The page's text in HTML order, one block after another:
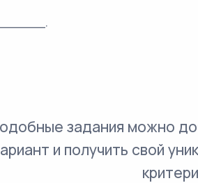
задания можно
и получить свой